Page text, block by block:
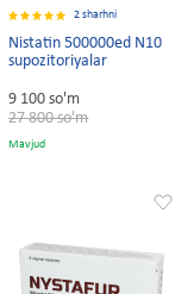
2 sharhni
Nistatin 500000ed N10
supozitoriyalar
9 100 so'm
27 800 so'm
Mavjud